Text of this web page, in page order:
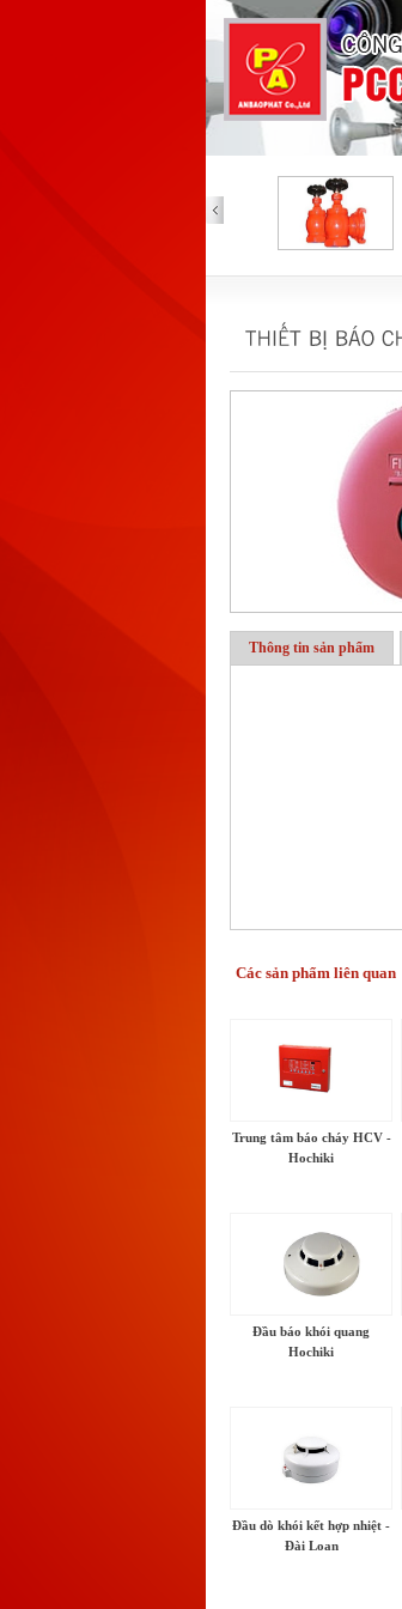
CHÁY TRUNG QUỐC
Thông tin sản phẩm
Các sản phẩm liên quan
Trung tâm báo cháy HCV -
Hochiki
Đầu báo khói quang
Hochiki
Đầu dò khói kết hợp nhiệt -
Đài Loan